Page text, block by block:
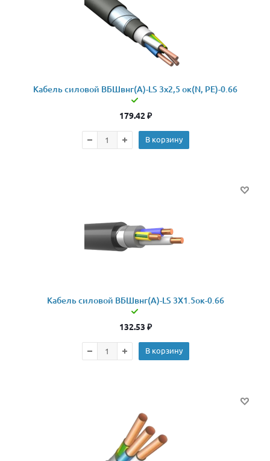
Кабель силовой ВБШвнг(А)-LS 3x2,5 ок(N, PE)-0.66
179.42₽
В корзину
Кабель силовой ВБШвнг(А)-LS 3Х1.5ок-0.66
132.53 ₽
В корзину